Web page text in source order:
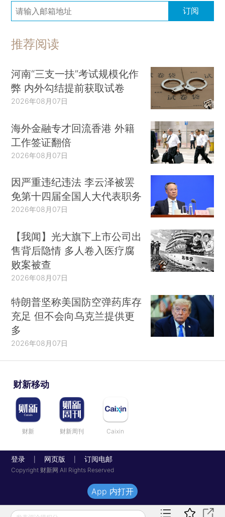
订阅
推荐阅读
河南“三支一扶”考试规模化作
弊 内外勾结提前获取试卷
2026年08月07日
海外金融专才回流香港 外籍
工作签证翻倍
2026年08月07日
因严重违纪违法 李云泽被罢
免第十四届全国人大代表职务
2026年08月07日
【我闻】光大旗下上市公司出
售背后隐情 多人卷入医疗腐
败案被查
2026年08月07日
特朗普坚称美国防空弹药库存
充足 但不会向乌克兰提供更
多
2026年08月07日
财新移动
财新 财新周刊 Caixin
登录 网页版 订阅电邮
Copyright 财新网 All Rights Reserved
App 内打开